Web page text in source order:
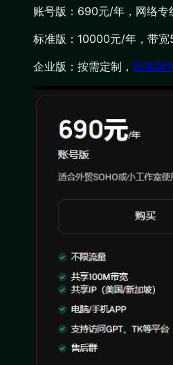
账号版：690元/年，网络
标准版：10000元/年，带
企业版：按需定制， 添加我